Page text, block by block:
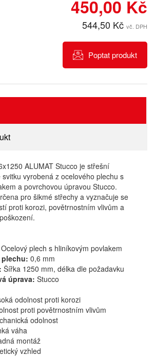
450,00 Kč
544,50 Kč vč. DPH
Poptat produkt
ALUMAT Stucco je střešní
vyrobená z ocelového plechu s
a povrchovou úpravou Stucco.
pro šikmé střechy a vyznačuje se
proti korozi, povětrnostním vlivům a
Ocelový plech s hliníkovým povlakem
0,6 mm
Šířka 1250 mm, délka dle požadavku
úprava: Stucco
odolnost proti korozi
proti povětrnostním vlivům
odolnost
váha
montáž
vzhled